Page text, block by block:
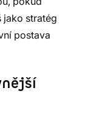
jako stratég
postava